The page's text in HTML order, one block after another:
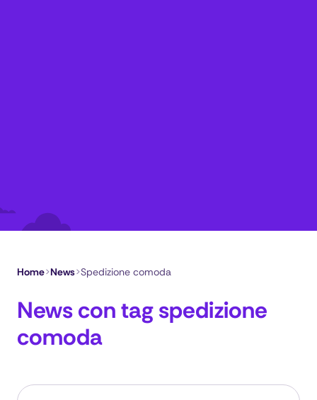
Home>News>Spedizione comoda
News con tag spedizione
comoda